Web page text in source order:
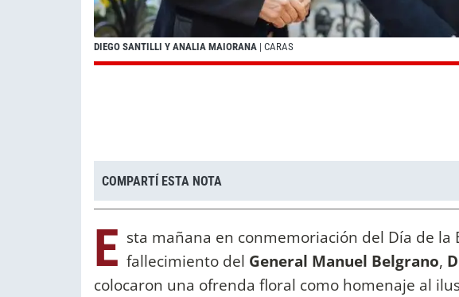
DIEGO SANTILLI Y ANALIA MAIORANA | CARAS
COMPARTÍ ESTA NOTA
E sta mañana en conmemoriación del Día de
fallecimiento del General Manuel Belgrano,
colocaron una ofrenda floral como homenaje al